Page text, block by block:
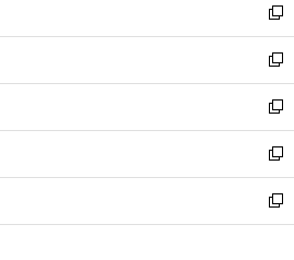
く
で
開
く
ド
ウ
で
開
く
ィ
ン
ド
ウ
で
開
く
い
ウ
ィ
ン
ド
ウ
で
開
く
新
し
い
ウ
ィ
ン
ド
ウ
で
開
新
し
い
ウ
ィ
ン
ド
ウ
新
し
い
ウ
ィ
ン
新
し
い
ウ
新
し